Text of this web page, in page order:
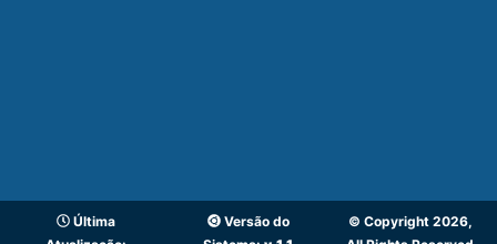
Última
Versão do
© Copyright 2026,